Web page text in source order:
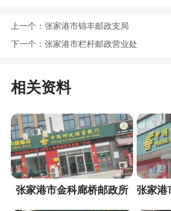
上一个： 张家港市锦丰邮政支局
下一个： 张家港市栏杆邮政营业处
相关资料
张家港市金科廊桥邮政所